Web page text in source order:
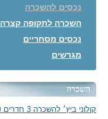
נכסים להשכרה
השכרה לתקופה קצרה
נכסים מסחריים
מגרשים
השכרה
קולוני ביץ׳ להשכרה 3 חדרים 6,500₪ בחודש